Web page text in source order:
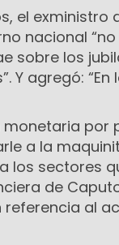
el exministro
nacional
sobre los
Y agregó:
por
a la
los sectores
de
referencia al